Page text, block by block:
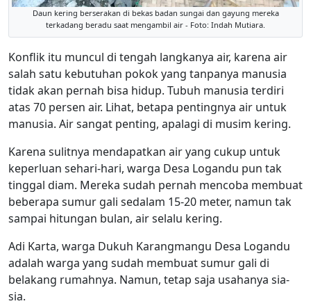
Daun kering berserakan di bekas badan sungai dan gayung mereka
terkadang beradu saat mengambil air - Foto: Indah Mutiara.
Konflik itu muncul di tengah langkanya air, karena air
salah satu kebutuhan pokok yang tanpanya manusia
tidak akan pernah bisa hidup. Tubuh manusia terdiri
atas 70 persen air. Lihat, betapa pentingnya air untuk
manusia. Air sangat penting, apalagi di musim kering.
Karena sulitnya mendapatkan air yang cukup untuk
keperluan sehari-hari, warga Desa Logandu pun tak
tinggal diam. Mereka sudah pernah mencoba membuat
beberapa sumur gali sedalam 15-20 meter, namun tak
sampai hitungan bulan, air selalu kering.
Adi Karta, warga Dukuh Karangmangu Desa Logandu
adalah warga yang sudah membuat sumur gali di
belakang rumahnya. Namun, tetap saja usahanya sia-
sia.